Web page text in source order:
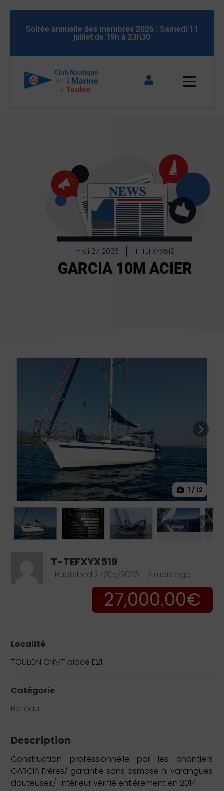
Soirée annuelle des membres 2026 : Samedi 11
juillet de 19h à 23h30
mai 27, 2026 T-TEFXYX519
GARCIA 10M ACIER
1 / 12
T-TEFXYX519
Published 27/05/2026 - 2 mois ago
27,000.00€
Localité
TOULON CNMT place E21
Catégorie
Bateau
Description
Construction professionnelle par les chantiers
GARCIA Frères/ garantie sans osmose ni varangues
douteuses/ intérieur vérifié entièrement en 2014